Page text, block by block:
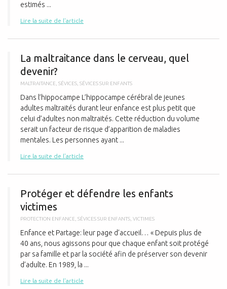
estimés ...
Lire la suite de l'article
La maltraitance dans le cerveau, quel
devenir?
MALTRAITANCE SÉVICES SÉVICES SUR ENFANTS
Dans l’hippocampe L’hippocampe cérébral de jeunes
adultes maltraités durant leur enfance est plus petit que
celui d’adultes non maltraités. Cette réduction du volume
serait un facteur de risque d’apparition de maladies
mentales. Les personnes ayant ...
Lire la suite de l'article
Protéger et défendre les enfants
victimes
PROTECTION ENFANCE SÉVICES SUR ENFANTS VICTIMES
Enfance et Partage: leur page d’accueil… « Depuis plus de
40 ans, nous agissons pour que chaque enfant soit protégé
par sa famille et par la société afin de préserver son devenir
d’adulte. En 1989, la ...
Lire la suite de l'article